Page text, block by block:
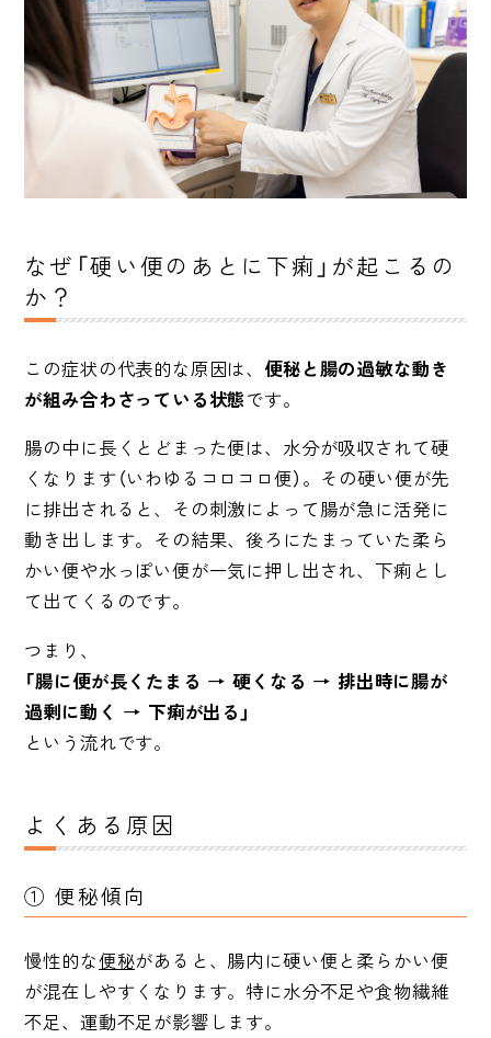
なぜ「硬い便のあとに下痢」が起こるの
か？
この症状の代表的な原因は、便秘と腸の過敏な動き
が組み合わさっている状態です。
腸の中に長くとどまった便は、水分が吸収されて硬
くなります（いわゆるコロコロ便）。その硬い便が先
に排出されると、その刺激によって腸が急に活発に
動き出します。その結果、後ろにたまっていた柔ら
かい便や水っぽい便が一気に押し出され、下痢とし
て出てくるのです。
つまり、
「腸に便が長くたまる → 硬くなる → 排出時に腸が
過剰に動く → 下痢が出る」
という流れです。
よくある原因
① 便秘傾向
慢性的な便秘があると、腸内に硬い便と柔らかい便
が混在しやすくなります。特に水分不足や食物繊維
不足、運動不足が影響します。